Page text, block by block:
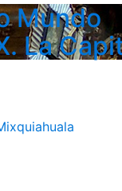
Mundo
La